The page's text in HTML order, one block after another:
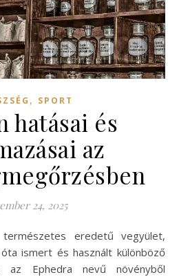
, SPORT
hatásai és
az
24, 2025
ismert és használt különböző
az Ephedra nevű növényből